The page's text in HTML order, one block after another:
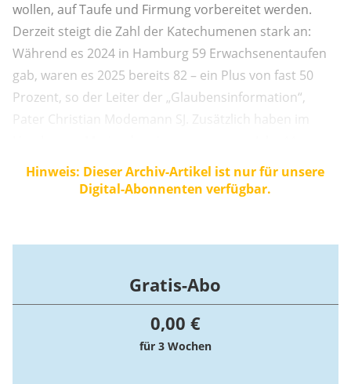
wollen, auf Taufe und Firmung vorbereitet werden.
Derzeit steigt die Zahl der Katechumenen stark an:
Während es 2024 in Hamburg 59 Erwachsenentaufen
gab, waren es 2025 bereits 82 – ein Plus von fast 50
Prozent, so der Leiter der „Glaubensinformation“,
Pater Christian Modemann SJ. Zusätzlich haben im
Erwachsene die Firmung empfangen.
Hinweis: Dieser Archiv-Artikel ist nur für unsere
Digital-Abonnenten verfügbar.
Gratis-Abo
0,00 €
für 3 Wochen